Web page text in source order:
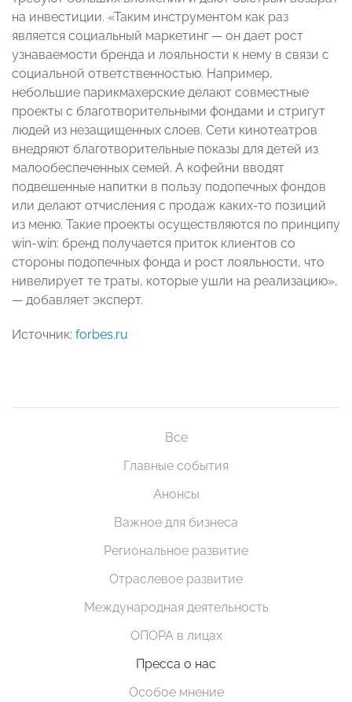
на инвестиции. «Таким инструментом как раз
является социальный маркетинг — он дает рост
узнаваемости бренда и лояльности к нему в связи с
социальной ответственностью. Например,
небольшие парикмахерские делают совместные
проекты с благотворительными фондами и стригут
людей из незащищенных слоев. Сети кинотеатров
внедряют благотворительные показы для детей из
малообеспеченных семей. А кофейни вводят
подвешенные напитки в пользу подопечных фондов
или делают отчисления с продаж каких-то позиций
из меню. Такие проекты осуществляются по принципу
win-win: бренд получается приток клиентов со
стороны подопечных фонда и рост лояльности, что
нивелирует те траты, которые ушли на реализацию»,
— добавляет эксперт.
Источник: forbes.ru
Все
Главные события
Анонсы
Важное для бизнеса
Региональное развитие
Отраслевое развитие
Международная деятельность
ОПОРА в лицах
Пресса о нас
Особое мнение